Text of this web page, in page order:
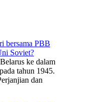
bersama PBB
Soviet?
ke dalam
tahun 1945.
dan